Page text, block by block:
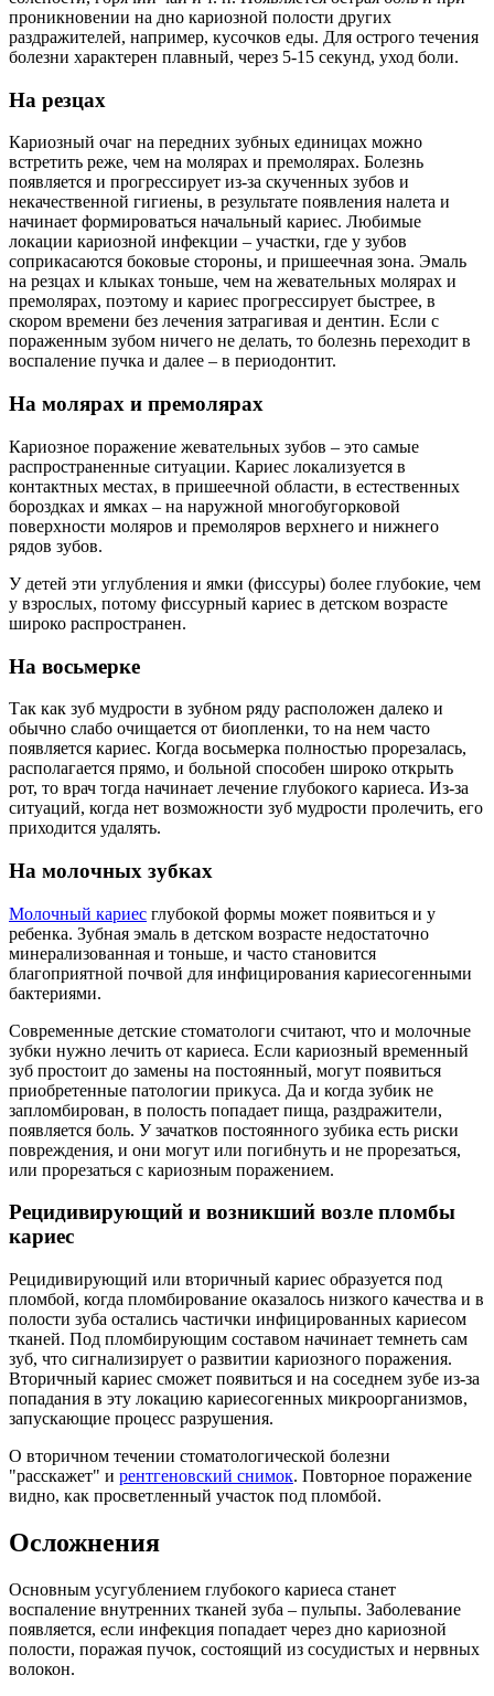
проникновении на дно кариозной полости других
раздражителей, например, кусочков еды. Для острого течения
болезни характерен плавный, через 5-15 секунд, уход боли.
На резцах
Кариозный очаг на передних зубных единицах можно
встретить реже, чем на молярах и премолярах. Болезнь
появляется и прогрессирует из-за скученных зубов и
некачественной гигиены, в результате появления налета и
начинает формироваться начальный кариес. Любимые
локации кариозной инфекции – участки, где у зубов
соприкасаются боковые стороны, и пришеечная зона. Эмаль
на резцах и клыках тоньше, чем на жевательных молярах и
премолярах, поэтому и кариес прогрессирует быстрее, в
скором времени без лечения затрагивая и дентин. Если с
пораженным зубом ничего не делать, то болезнь переходит в
воспаление пучка и далее – в периодонтит.
На молярах и премолярах
Кариозное поражение жевательных зубов – это самые
распространенные ситуации. Кариес локализуется в
контактных местах, в пришеечной области, в естественных
бороздках и ямках – на наружной многобугорковой
поверхности моляров и премоляров верхнего и нижнего
рядов зубов.
У детей эти углубления и ямки (фиссуры) более глубокие, чем
у взрослых, потому фиссурный кариес в детском возрасте
широко распространен.
На восьмерке
Так как зуб мудрости в зубном ряду расположен далеко и
обычно слабо очищается от биопленки, то на нем часто
появляется кариес. Когда восьмерка полностью прорезалась,
располагается прямо, и больной способен широко открыть
рот, то врач тогда начинает лечение глубокого кариеса. Из-за
ситуаций, когда нет возможности зуб мудрости пролечить, его
приходится удалять.
На молочных зубках
Молочный кариес глубокой формы может появиться и у
ребенка. Зубная эмаль в детском возрасте недостаточно
минерализованная и тоньше, и часто становится
благоприятной почвой для инфицирования кариесогенными
бактериями.
Современные детские стоматологи считают, что и молочные
зубки нужно лечить от кариеса. Если кариозный временный
зуб простоит до замены на постоянный, могут появиться
приобретенные патологии прикуса. Да и когда зубик не
запломбирован, в полость попадает пища, раздражители,
появляется боль. У зачатков постоянного зубика есть риски
повреждения, и они могут или погибнуть и не прорезаться,
или прорезаться с кариозным поражением.
Рецидивирующий и возникший возле пломбы
кариес
Рецидивирующий или вторичный кариес образуется под
пломбой, когда пломбирование оказалось низкого качества и в
полости зуба остались частички инфицированных кариесом
тканей. Под пломбирующим составом начинает темнеть сам
зуб, что сигнализирует о развитии кариозного поражения.
Вторичный кариес сможет появиться и на соседнем зубе из-за
попадания в эту локацию кариесогенных микроорганизмов,
запускающие процесс разрушения.
О вторичном течении стоматологической болезни
"расскажет" и рентгеновский снимок. Повторное поражение
видно, как просветленный участок под пломбой.
Осложнения
Основным усугублением глубокого кариеса станет
воспаление внутренних тканей зуба – пульпы. Заболевание
появляется, если инфекция попадает через дно кариозной
полости, поражая пучок, состоящий из сосудистых и нервных
волокон.